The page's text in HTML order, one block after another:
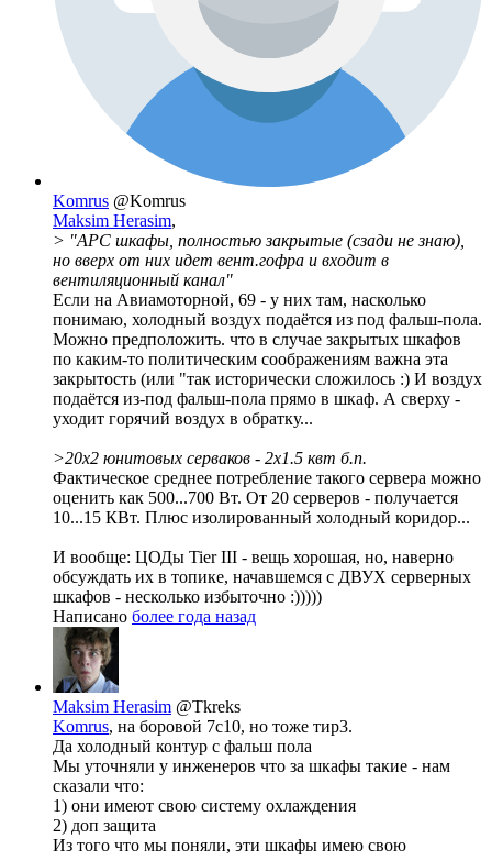
Komrus @Komrus
Maksim Herasim,
> "АРС шкафы, полностью закрытые (сзади не знаю),
но вверх от них идет вент.гофра и входит в
вентиляционный канал"
Если на Авиамоторной, 69 - у них там, насколько
понимаю, холодный воздух подаётся из под фальш-пола.
Можно предположить. что в случае закрытых шкафов
по каким-то политическим соображениям важна эта
закрытость (или "так исторически сложилось :) И воздух
подаётся из-под фальш-пола прямо в шкаф. А сверху -
уходит горячий воздух в обратку...
>20х2 юнитовых серваков - 2х1.5 квт б.п.
Фактическое среднее потребление такого сервера можно
оценить как 500...700 Вт. От 20 серверов - получается
10...15 КВт. Плюс изолированный холодный коридор...
И вообще: ЦОДы Tier III - вещь хорошая, но, наверно
обсуждать их в топике, начавшемся с ДВУХ серверных
шкафов - несколько избыточно :)))))
Написано более года назад
Maksim Herasim @Tkreks
Komrus, на боровой 7с10, но тоже тир3.
Да холодный контур с фальш пола
Мы уточняли у инженеров что за шкафы такие - нам
сказали что:
1) они имеют свою систему охлаждения
2) доп защита
Из того что мы поняли, эти шкафы имею свою